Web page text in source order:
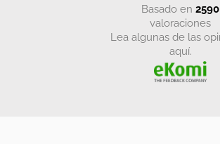
basado en 2590
valoraciones
Lea algunas de las opiniones
aquí.